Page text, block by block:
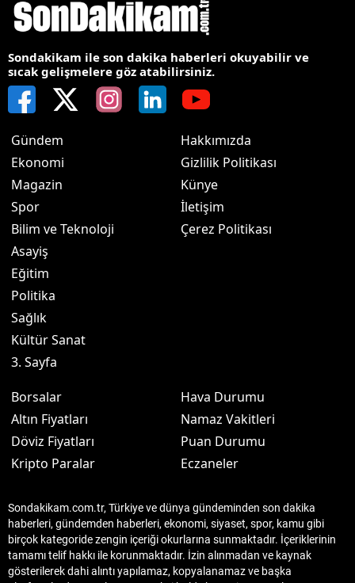
Sondakikam ile son dakika haberleri okuyabilir ve
sıcak gelişmelere göz atabilirsiniz.
Gündem
Ekonomi
Magazin
Spor
Bilim ve Teknoloji
Asayiş
Eğitim
Politika
Sağlık
Kültür Sanat
3. Sayfa
Hakkımızda
Gizlilik Politikası
Künye
İletişim
Çerez Politikası
Borsalar
Altın Fiyatları
Döviz Fiyatları
Kripto Paralar
Hava Durumu
Namaz Vakitleri
Puan Durumu
Eczaneler
Sondakikam.com.tr, Türkiye ve dünya gündeminden son dakika
haberleri, gündemden haberleri, ekonomi, siyaset, spor, kamu gibi
birçok kategoride zengin içeriği okurlarına sunmaktadır. İçeriklerinin
tamamı telif hakkı ile korunmaktadır. İzin alınmadan ve kaynak
gösterilerek dahi alıntı yapılamaz, kopyalanamaz ve başka